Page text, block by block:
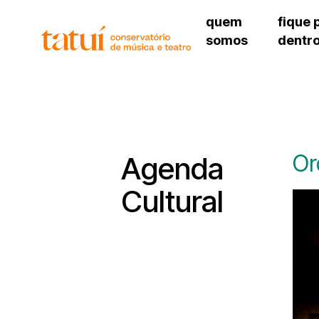
quem
somos
fique
Agenda
Cultural